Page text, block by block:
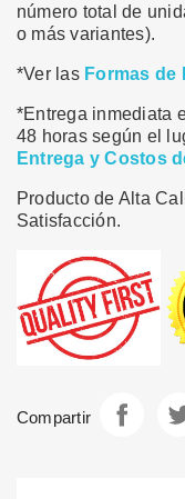
número total de
o más variantes).
*Ver las Formas de
*Entrega inmediata
48 horas según el
Entrega y Costos
Producto de Alta
Satisfacción.
Compartir